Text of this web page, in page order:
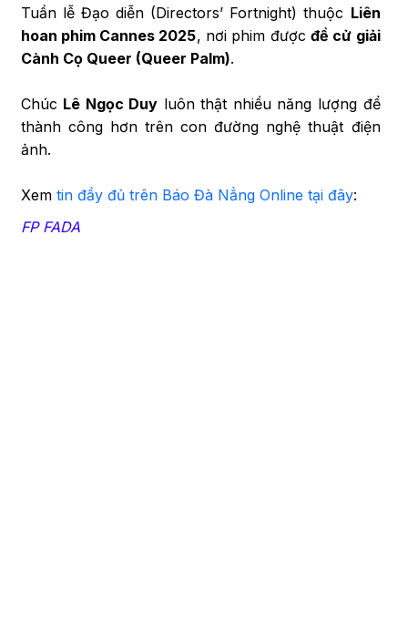
Tuần lễ Đạo diễn (Directors’ Fortnight) thuộc Liên
hoan phim Cannes 2025, nơi phim được đề cử giải
Cành Cọ Queer (Queer Palm).
Chúc Lê Ngọc Duy luôn thật nhiều năng lượng để
thành công hơn trên con đường nghệ thuật điện
ảnh.
Xem tin đầy đủ trên Báo Đà Nẳng Online tại đây:
FP FADA